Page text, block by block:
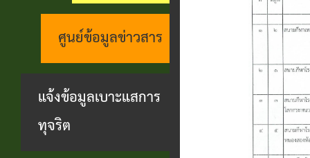
ทุกข์
ตรวจ
สอบ
ช่าง
กอง
สาธารณสุข
รบ.อำนวย
ความ
สะดวกฯ
บุคคล
ที่น่า
บุคคล
ช่อง
ทางการ
ศูนย์ข้อมูลข่าวสาร
แจ้งข้อมูลเบาะแสการ
ทุจริต